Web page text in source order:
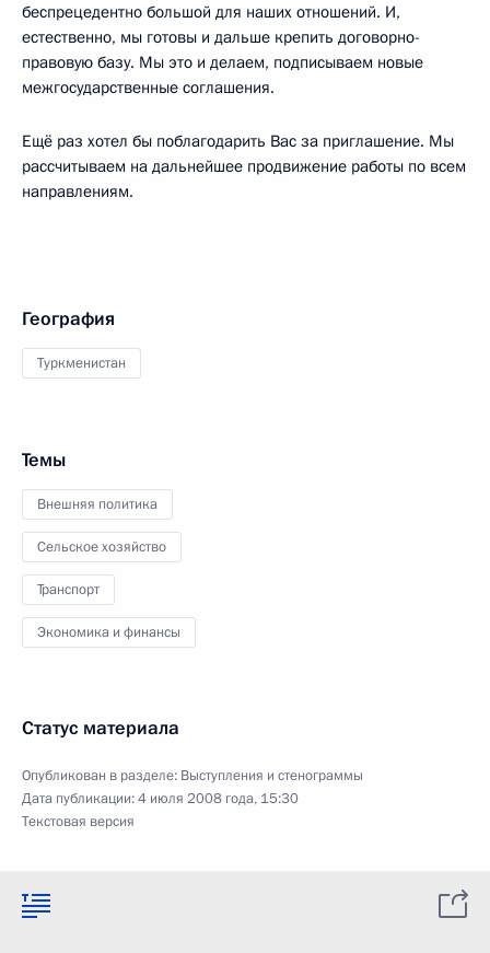
беспрецедентно большой для наших отношений. И,
естественно, мы готовы и дальше крепить договорно-
правовую базу. Мы это и делаем, подписываем новые
межгосударственные соглашения.
Ещё раз хотел бы поблагодарить Вас за приглашение. Мы
рассчитываем на дальнейшее продвижение работы по всем
направлениям.
География
Туркменистан
Темы
Внешняя политика
Сельское хозяйство
Транспорт
Экономика и финансы
Статус материала
Опубликован в разделе: Выступления и стенограммы
Дата публикации:4 июля 2008 года, 15:30
Текстовая версия